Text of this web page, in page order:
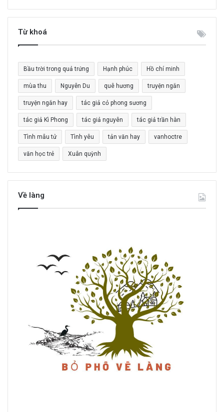
m
k
c
h
o
:
Từ khoá
Bầu trời trong quả trứng Hạnh phúc Hồ chí minh
mùa thu Nguyễn Du quê hương truyện ngắn
truyện ngắn hay tác giả cỏ phong sương
tác giả Kì Phong tác giả nguyên tác giả trần hàn
Tình mẫu tử Tình yêu tản văn hay vanhoctre
văn học trẻ Xuân quỳnh
Về làng